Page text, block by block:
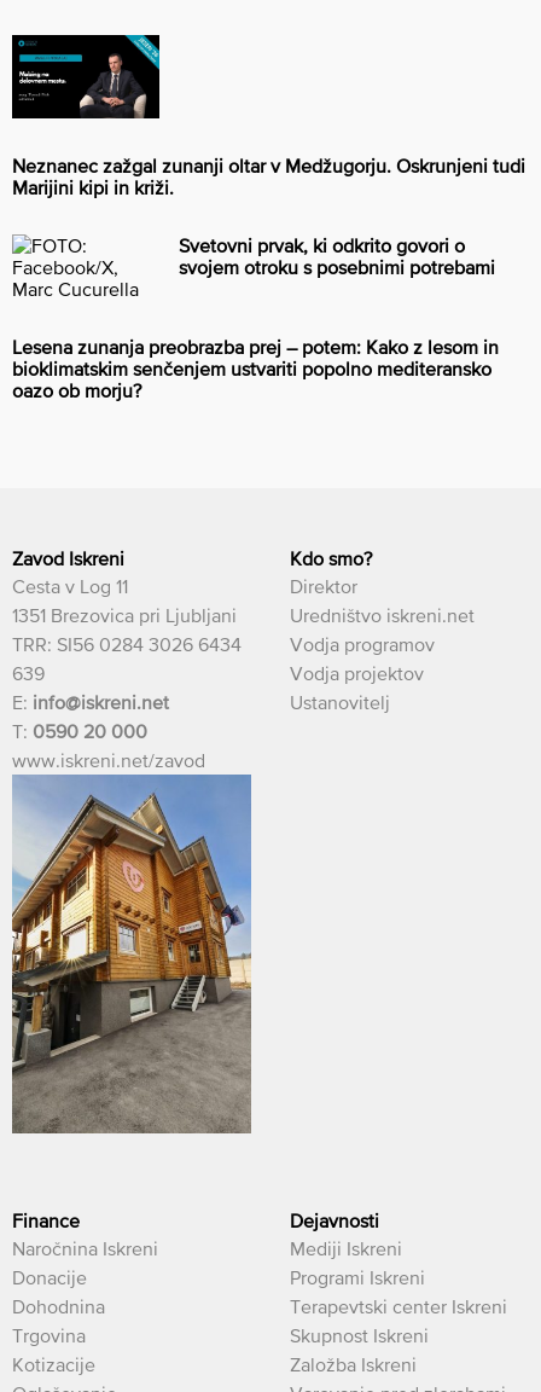
Neznanec zažgal zunanji oltar v Medžugorju. Oskrunjeni tudi
Marijini kipi in križi.
Svetovni prvak, ki odkrito govori o
svojem otroku s posebnimi potrebami
Lesena zunanja preobrazba prej – potem: Kako z lesom in
bioklimatskim senčenjem ustvariti popolno mediteransko
oazo ob morju?
Zavod Iskreni
Cesta v Log 11
1351 Brezovica pri Ljubljani
TRR: SI56 0284 3026 6434
639
E: info@iskreni.net
T: 0590 20 000
www.iskreni.net/zavod
Kdo smo?
Direktor
Uredništvo iskreni.net
Vodja programov
Vodja projektov
Ustanovitelj
Finance
Naročnina Iskreni
Donacije
Dohodnina
Trgovina
Kotizacije
Dejavnosti
Mediji Iskreni
Programi Iskreni
Terapevtski center Iskreni
Skupnost Iskreni
Založba Iskreni